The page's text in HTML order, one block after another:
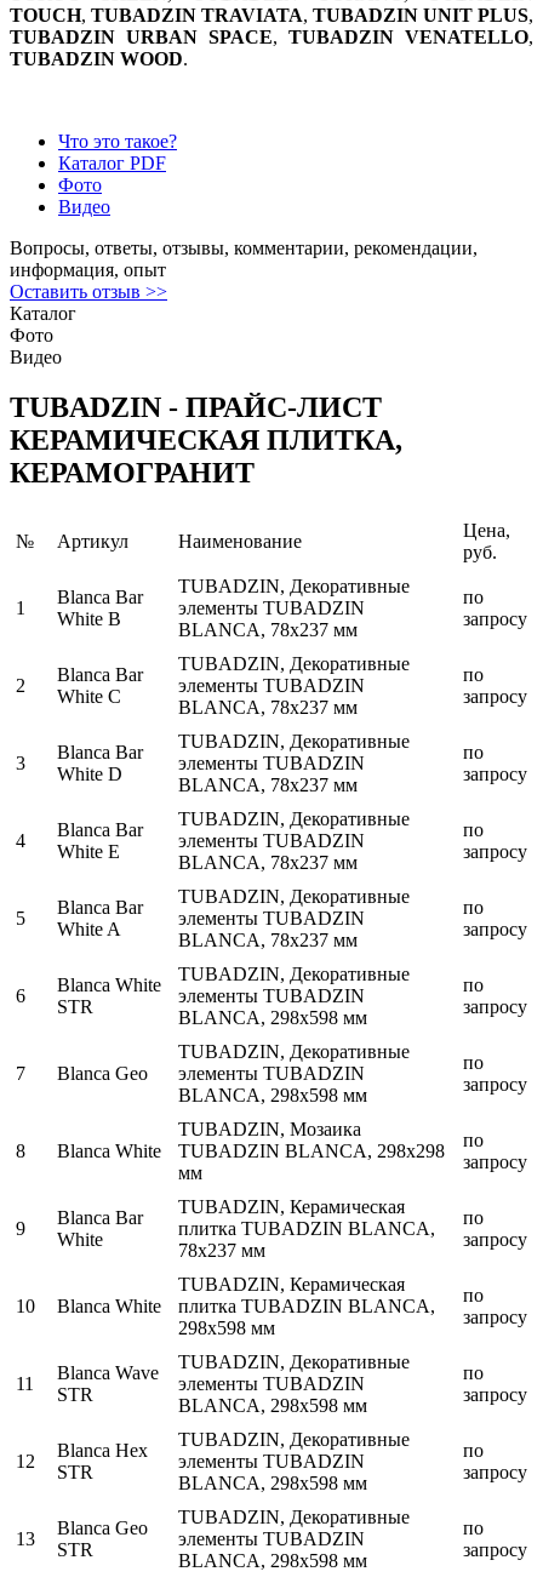
TOUCH, TUBADZIN TRAVIATA, TUBADZIN UNIT PLUS,
TUBADZIN URBAN SPACE, TUBADZIN VENATELLO,
TUBADZIN WOOD.
Что это такое?
Каталог PDF
Фото
Видео
Вопросы, ответы, отзывы, комментарии, рекомендации,
информация, опыт
Оставить отзыв >>
Каталог
Фото
Видео
TUBADZIN - ПРАЙС-ЛИСТ
КЕРАМИЧЕСКАЯ ПЛИТКА,
КЕРАМОГРАНИТ
№ Артикул Наименование
Цена,
руб.
1
Blanca Bar
White B
TUBADZIN, Декоративные
элементы TUBADZIN
BLANCA, 78x237 мм
по
запросу
2
Blanca Bar
White C
TUBADZIN, Декоративные
элементы TUBADZIN
BLANCA, 78x237 мм
по
запросу
3
Blanca Bar
White D
TUBADZIN, Декоративные
элементы TUBADZIN
BLANCA, 78x237 мм
по
запросу
4
Blanca Bar
White E
TUBADZIN, Декоративные
элементы TUBADZIN
BLANCA, 78x237 мм
по
запросу
5
Blanca Bar
White A
TUBADZIN, Декоративные
элементы TUBADZIN
BLANCA, 78x237 мм
по
запросу
6
Blanca White
STR
TUBADZIN, Декоративные
элементы TUBADZIN
BLANCA, 298x598 мм
по
запросу
7 Blanca Geo
TUBADZIN, Декоративные
элементы TUBADZIN
BLANCA, 298x598 мм
по
запросу
8 Blanca White
TUBADZIN, Мозаика
TUBADZIN BLANCA, 298x298
мм
по
запросу
9
Blanca Bar
White
TUBADZIN, Керамическая
плитка TUBADZIN BLANCA,
78x237 мм
по
запросу
10 Blanca White
TUBADZIN, Керамическая
плитка TUBADZIN BLANCA,
298x598 мм
по
запросу
11
Blanca Wave
STR
TUBADZIN, Декоративные
элементы TUBADZIN
BLANCA, 298x598 мм
по
запросу
12
Blanca Hex
STR
TUBADZIN, Декоративные
элементы TUBADZIN
BLANCA, 298x598 мм
по
запросу
13
Blanca Geo
STR
TUBADZIN, Декоративные
элементы TUBADZIN
BLANCA, 298x598 мм
по
запросу